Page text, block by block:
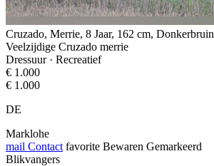
Cruzado, Merrie, 8 Jaar, 162 cm, Donkerbruin
Veelzijdige Cruzado merrie
Dressuur · Recreatief
€ 1.000
€ 1.000
DE
Marklohe
mail Contact favorite Bewaren Gemarkeerd
Blikvangers